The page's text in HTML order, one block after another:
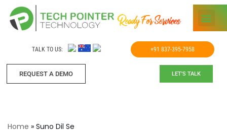
Skip
contentTALK TO US: +91 837-395-7958
REQUEST A DEMO​ LET'S TALK
Home » Suno Dil Se